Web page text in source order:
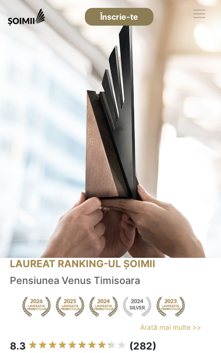
Înscrie-te
LAUREAT RANKING-UL ȘOIMII
Pensiunea Venus Timisoara
Arată mai multe >>
8.3 (282)